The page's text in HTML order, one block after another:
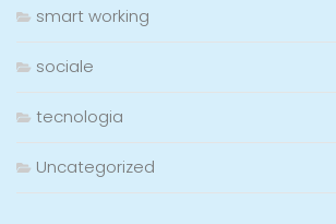
smart working
sociale
tecnologia
Uncategorized